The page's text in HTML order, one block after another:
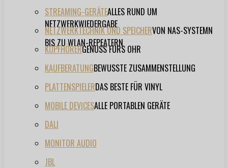
STREAMING-GERÄTEALLES RUND UM
NETZWERKWIEDERGABE
NETZWERKTECHNIK UND SPEICHERVON NAS-SYSTEMN
BIS ZU WLAN-REPEATERN
KOPFHÖRERGENUSS FÜRS OHR
KAUFBERATUNGBEWUSSTE ZUSAMMENSTELLUNG
PLATTENSPIELERDAS BESTE FÜR VINYL
MOBILE DEVICESALLE PORTABLEN GERÄTE
DALI
MONITOR AUDIO
JBL